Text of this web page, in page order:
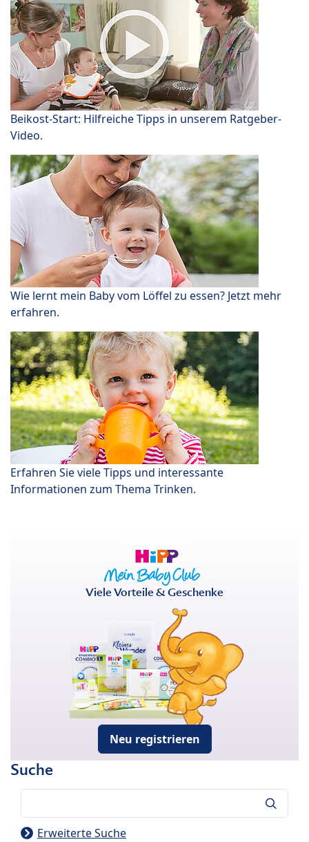
Beikost-Start: Hilfreiche Tipps in unserem Ratgeber-
Video.
Wie lernt mein Baby vom Löffel zu essen? Jetzt mehr
erfahren.
Erfahren Sie viele Tipps und interessante
Informationen zum Thema Trinken.
Viele Vorteile & Geschenke
Neu registrieren
Suche
Erweiterte Suche